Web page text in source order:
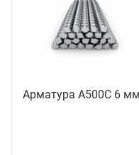
Арматура А500С 6 мм